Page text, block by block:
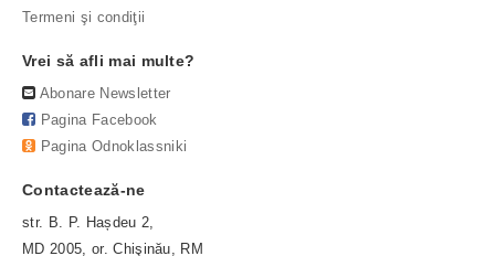
Termeni şi condiţii
Vrei să afli mai multe?
Abonare Newsletter
Pagina Facebook
Pagina Odnoklassniki
Contactează-ne
str. B. P. Hașdeu 2,
MD 2005, or. Chişinău, RM